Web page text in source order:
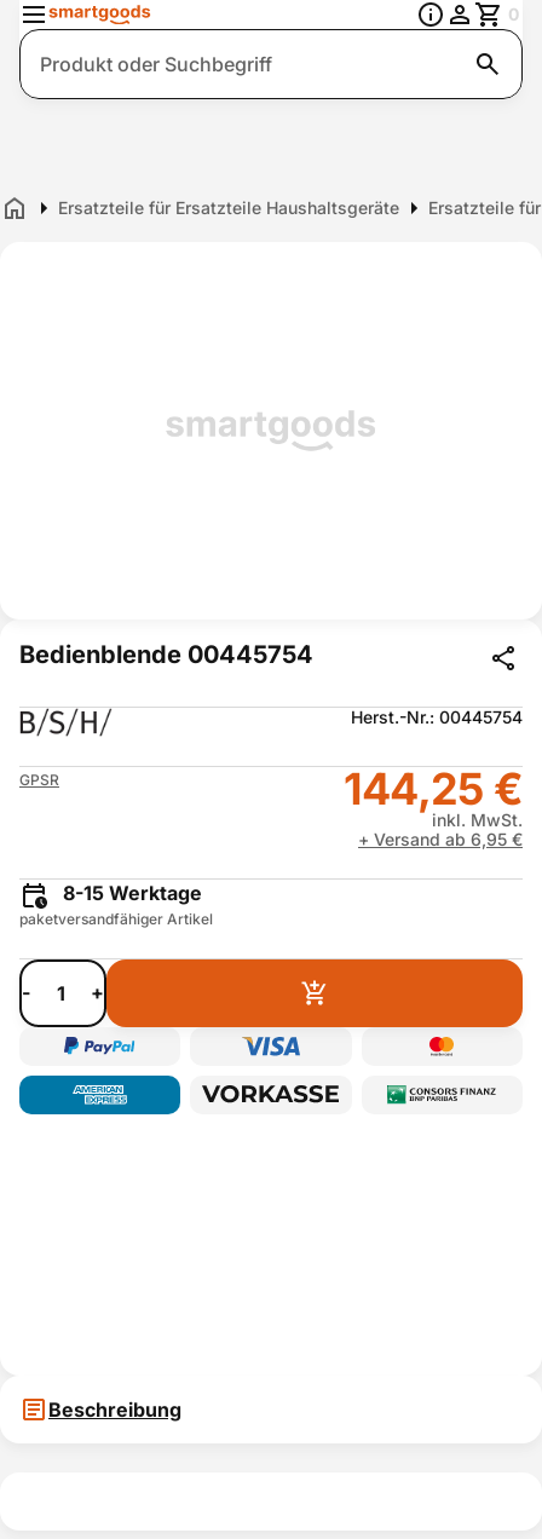
Suche
0
Home Ersatzteile für Ersatzteile Haushaltsgeräte Ersatzteile
Bedienblende 00445754
Herst.-Nr.: 00445754
GPSR 144,25 €
inkl. MwSt.
+ Versand ab 6,95 €
8-15 Werktage
paketversandfähiger Artikel
- +
Beschreibung